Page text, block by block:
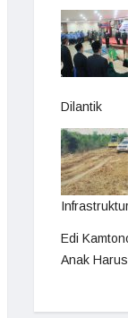
Dilantik
Edi
Anak